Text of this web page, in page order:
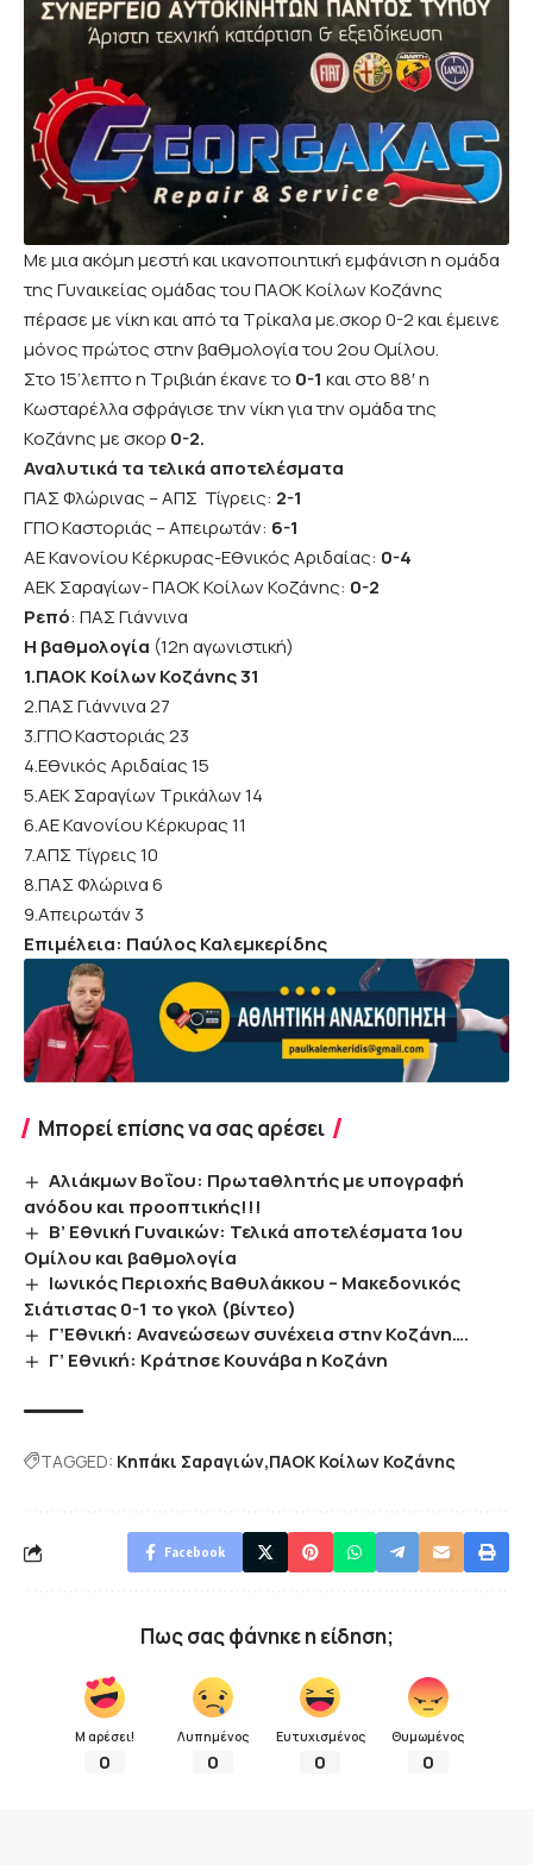
Με μια ακόμη μεστή και ικανοποιητική εμφάνιση η ομάδα
της Γυναικείας ομάδας του ΠΑΟΚ Κοίλων Κοζάνης
πέρασε με νίκη και από τα Τρίκαλα με.σκορ 0-2 και έμεινε
μόνος πρώτος στην βαθμολογία του 2ου Ομίλου.
Στο 15’λεπτο η Τριβιάη έκανε το 0-1 και στο 88′ η
Κωσταρέλλα σφράγισε την νίκη για την ομάδα της
Κοζάνης με σκορ 0-2.
Αναλυτικά τα τελικά αποτελέσματα
ΠΑΣ Φλώρινας – ΑΠΣ Τίγρεις: 2-1
ΓΠΟ Καστοριάς – Απειρωτάν: 6-1
ΑΕ Κανονίου Κέρκυρας-Εθνικός Αριδαίας: 0-4
ΑΕΚ Σαραγίων- ΠΑΟΚ Κοίλων Κοζάνης: 0-2
Ρεπό: ΠΑΣ Γιάννινα
Η βαθμολογία (12η αγωνιστική)
1.ΠΑΟΚ Κοίλων Κοζάνης 31
2.ΠΑΣ Γιάννινα 27
3.ΓΠΟ Καστοριάς 23
4.Εθνικός Αριδαίας 15
5.ΑΕΚ Σαραγίων Τρικάλων 14
6.ΑΕ Κανονίου Κέρκυρας 11
7.ΑΠΣ Τίγρεις 10
8.ΠΑΣ Φλώρινα 6
9.Απειρωτάν 3
Επιμέλεια: Παύλος Καλεμκερίδης
Μπορεί επίσης να σας αρέσει
Αλιάκμων Βοΐου: Πρωταθλητής με υπογραφή
ανόδου και προοπτικής!!!
Β’ Εθνική Γυναικών: Τελικά αποτελέσματα 1ου
Ομίλου και βαθμολογία
Ιωνικός Περιοχής Βαθυλάκκου – Μακεδονικός
Σιάτιστας 0-1 το γκολ (βίντεο)
Γ’Εθνική: Ανανεώσεων συνέχεια στην Κοζάνη….
Γ’ Εθνική: Κράτησε Κουνάβα η Κοζάνη
TAGGED: Κηπάκι Σαραγιών ΠΑΟΚ Κοίλων Κοζάνης
Facebook
Πως σας φάνηκε η είδηση;
Μ αρέσει!
0
Λυπημένος
0
Ευτυχισμένος
0
Θυμωμένος
0